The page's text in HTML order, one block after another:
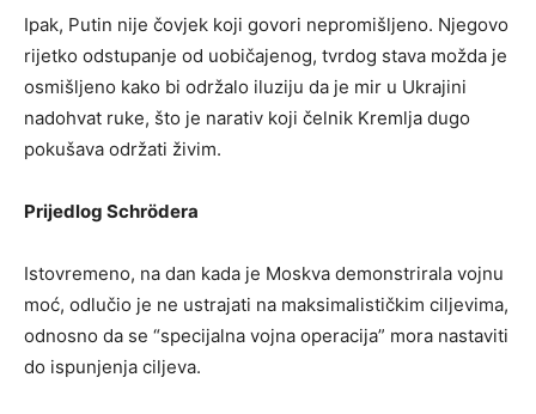
Ipak, Putin nije čovjek koji govori nepromišljeno. Njegovo
rijetko odstupanje od uobičajenog, tvrdog stava možda je
osmišljeno kako bi održalo iluziju da je mir u Ukrajini
nadohvat ruke, što je narativ koji čelnik Kremlja dugo
pokušava održati živim.
Prijedlog Schrödera
Istovremeno, na dan kada je Moskva demonstrirala vojnu
moć, odlučio je ne ustrajati na maksimalističkim ciljevima,
odnosno da se “specijalna vojna operacija” mora nastaviti
do ispunjenja ciljeva.